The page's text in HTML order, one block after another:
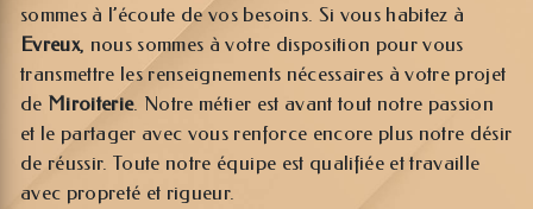
sommes à l’écoute de vos besoins. Si vous habitez à
Evreux, nous sommes à votre disposition pour vous
transmettre les renseignements nécessaires à votre projet
de Miroiterie. Notre métier est avant tout notre passion
et le partager avec vous renforce encore plus notre désir
de réussir. Toute notre équipe est qualifiée et travaille
avec propreté et rigueur.